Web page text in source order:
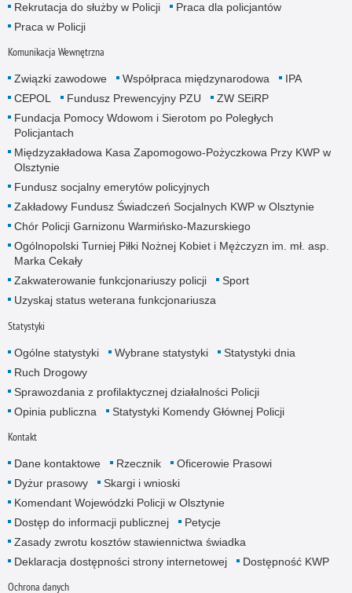
Rekrutacja do służby w Policji
Praca dla policjantów
Praca w Policji
Komunikacja Wewnętrzna
Związki zawodowe Współpraca międzynarodowa
IPA
CEPOL
Fundusz Prewencyjny PZU
ZW SEiRP
Fundacja Pomocy Wdowom i Sierotom po Poległych
Policjantach
Międzyzakładowa Kasa Zapomogowo-Pożyczkowa Przy KWP w
Olsztynie
Fundusz socjalny emerytów policyjnych
Zakładowy Fundusz Świadczeń Socjalnych KWP w Olsztynie
Chór Policji Garnizonu Warmińsko-Mazurskiego
Ogólnopolski Turniej Piłki Nożnej Kobiet i Mężczyzn im. mł. asp.
Marka Cekały
Zakwaterowanie funkcjonariuszy policji
Sport
Uzyskaj status weterana funkcjonariusza
Statystyki
Ogólne statystyki Wybrane statystyki
Statystyki dnia
Ruch Drogowy
Sprawozdania z profilaktycznej działalności Policji
Opinia publiczna
Statystyki Komendy Głównej Policji
Kontakt
Dane kontaktowe Rzecznik
Oficerowie Prasowi
Dyżur prasowy
Skargi i wnioski
Komendant Wojewódzki Policji w Olsztynie
Dostęp do informacji publicznej
Petycje
Zasady zwrotu kosztów stawiennictwa świadka
Deklaracja dostępności strony internetowej
Dostępność KWP
Ochrona danych